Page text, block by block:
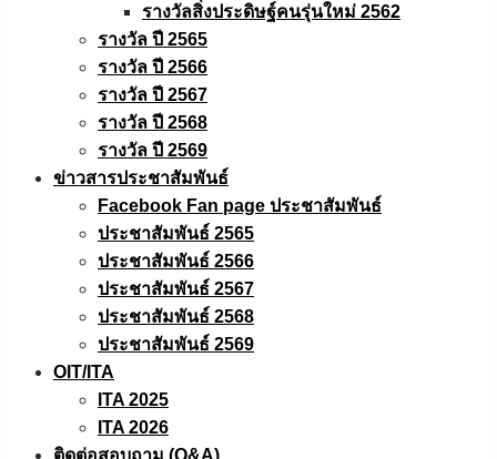
รางวัลสิ่งประดิษฐ์คนรุ่นใหม่ 2562
รางวัล ปี 2565
รางวัล ปี 2566
รางวัล ปี 2567
รางวัล ปี 2568
รางวัล ปี 2569
ข่าวสารประชาสัมพันธ์
Facebook Fan page ประชาสัมพันธ์
ประชาสัมพันธ์ 2565
ประชาสัมพันธ์ 2566
ประชาสัมพันธ์ 2567
ประชาสัมพันธ์ 2568
ประชาสัมพันธ์ 2569
OIT/ITA
ITA 2025
ITA 2026
ติดต่อสอบถาม (Q&A)